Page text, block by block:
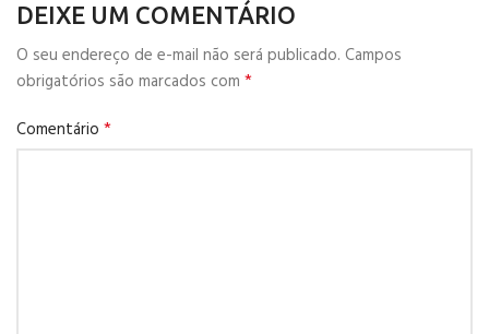
DEIXE UM COMENTÁRIO
O seu endereço de e-mail não será publicado. Campos
obrigatórios são marcados com *
Comentário *